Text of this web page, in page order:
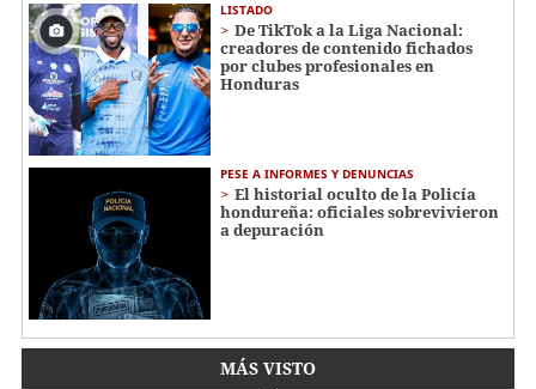
LISTADO
De TikTok a la Liga Nacional:
creadores de contenido fichados
por clubes profesionales en
Honduras
PESE A INFORMES Y DENUNCIAS
El historial oculto de la Policía
hondureña: oficiales sobrevivieron
a depuración
MÁS VISTO